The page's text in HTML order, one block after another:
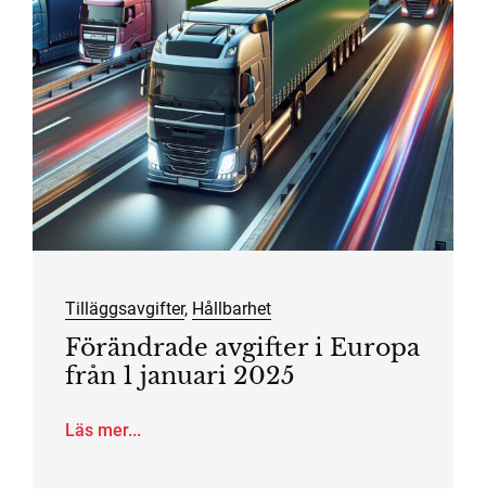
Tilläggsavgifter, Hållbarhet
Förändrade avgifter i Europa
från 1 januari 2025
Läs mer...